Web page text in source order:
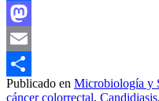
Facebook
Mastodon
Email
Compartir
Publicado en Microbiología y
cáncer colorrectal, Candidiasis,